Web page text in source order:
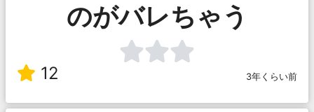
のがバレちゃう
12 3年くらい前